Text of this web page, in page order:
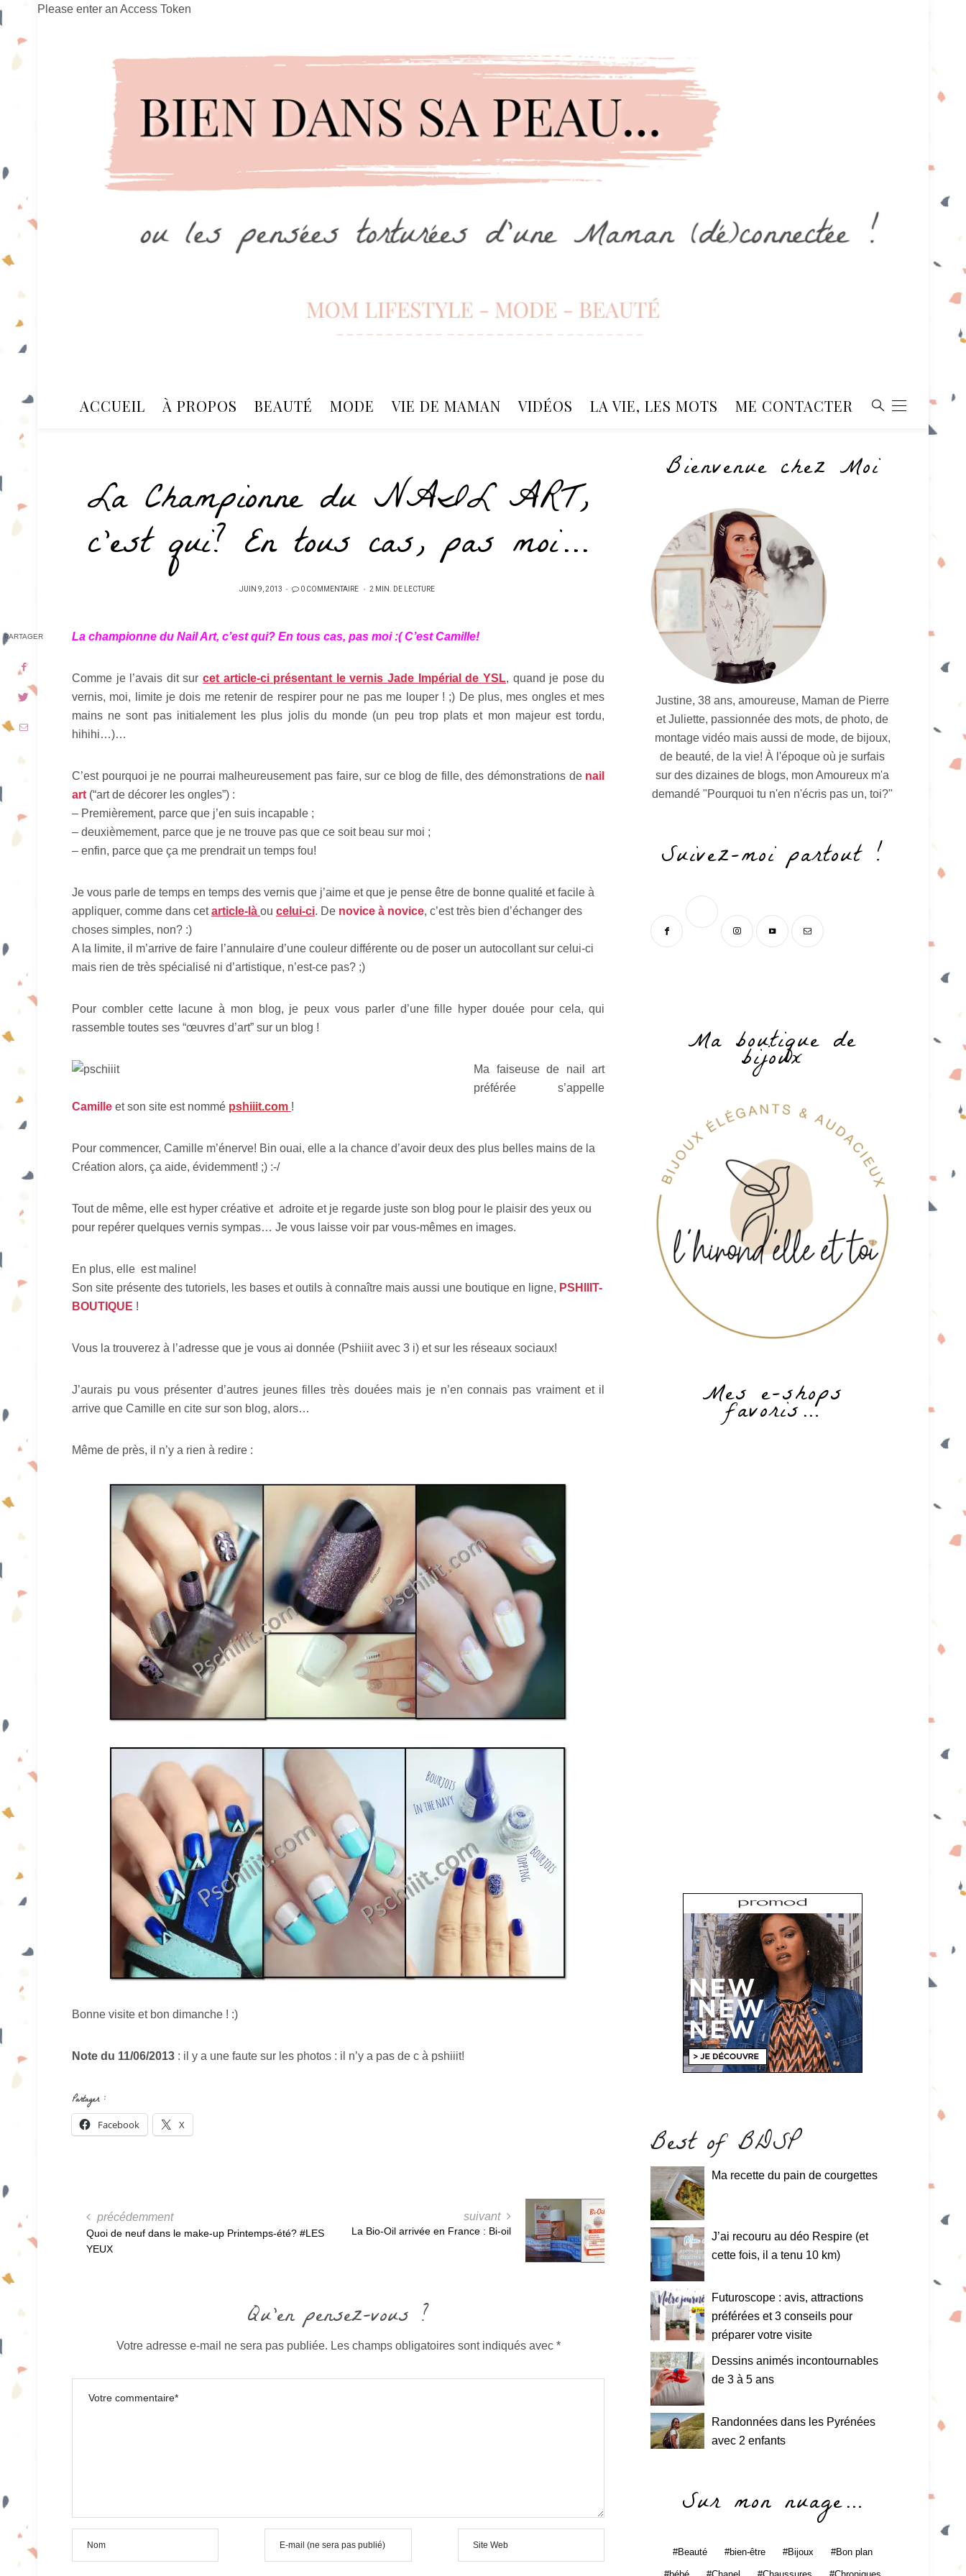
Please enter an Access Token
ACCUEIL À PROPOS BEAUTÉ MODE VIE DE MAMAN VIDÉOS LA VIE, LES MOTS ME CONTACTER
La Championne du NAIL ART,
c’est qui? En tous cas, pas moi…
PUBLIÉ
JUIN 9, 2013 0 COMMENTAIRE 2 MIN. DE LECTURE
La championne du Nail Art, c’est qui? En tous cas, pas moi :( C’est Camille!
Comme je l’avais dit surcet article-ci présentant le vernis Jade Impérial de YSL, quand je pose du
vernis, moi, limite je dois me retenir de respirer pour ne pas me louper ! ;) De plus, mes ongles et mes
mains ne sont pas initialement les plus jolis du monde (un peu trop plats et mon majeur est tordu,
hihihi…)…
C’est pourquoi je ne pourrai malheureusement pas faire, sur ce blog de fille, des démonstrations de nail
art (“art de décorer les ongles”) :
– Premièrement, parce que j’en suis incapable ;
– deuxièmement, parce que je ne trouve pas que ce soit beau sur moi ;
– enfin, parce que ça me prendrait un temps fou!
Je vous parle de temps en temps des vernis que j’aime et que je pense être de bonne qualité et facile à
appliquer, comme dans cetarticle-là ou celui-ci. De novice à novice, c’est très bien d’échanger des
choses simples, non? :)
A la limite, il m’arrive de faire l’annulaire d’une couleur différente ou de poser un autocollant sur celui-ci
mais rien de très spécialisé ni d’artistique, n’est-ce pas? ;)
Pour combler cette lacune à mon blog, je peux vous parler d’une fille hyper douée pour cela, qui
rassemble toutes ses “œuvres d’art” sur un blog !
Ma faiseuse de nail art
préférée s’appelle
Camille et son site est nommé pshiiit.com !
Pour commencer, Camille m’énerve! Bin ouai, elle a la chance d’avoir deux des plus belles mains de la
Création alors, ça aide, évidemment! ;) :-/
Tout de même, elle est hyper créative et adroite et je regarde juste son blog pour le plaisir des yeux ou
pour repérer quelques vernis sympas… Je vous laisse voir par vous-mêmes en images.
En plus, elle est maline!
Son site présente des tutoriels, les bases etoutils à connaître mais aussi une boutique en ligne, PSHIIIT-
BOUTIQUE !
Vous la trouverez à l’adresse que je vous ai donnée (Pshiiit avec 3 i) et sur les réseaux sociaux!
J’aurais pu vous présenter d’autres jeunes filles très douées mais je n’en connais pas vraiment et il
arrive que Camille en cite sur son blog, alors…
Même de près, il n’y a rien à redire :
Bonne visite et bon dimanche ! :)
Note du 11/06/2013 : il y a une faute sur les photos : il n’y a pas de c à pshiiit!
Partager :
Facebook X
PARTAGER
précédemment
Quoi de neuf dans le make-up Printemps-été? #LES
YEUX
suivant
La Bio-Oil arrivée en France : Bi-oil
Qu'en pensez-vous ?
Votre adresse e-mail ne sera pas publiée. Les champs obligatoires sont indiqués avec *
Bienvenue chez Moi
Justine, 38 ans, amoureuse, Maman de Pierre
et Juliette, passionnée des mots, de photo, de
montage vidéo mais aussi de mode, de bijoux,
de beauté, de la vie! À l'époque où je surfais
sur des dizaines de blogs, mon Amoureux m'a
demandé "Pourquoi tu n'en n'écris pas un, toi?"
Suivez-moi partout !
Ma boutique de
bijoux
Mes e-shops
favoris…
Best of BDSP
Ma recette du pain de courgettes
J’ai recouru au déo Respire (et
cette fois, il a tenu 10 km)
Futuroscope : avis, attractions
préférées et 3 conseils pour
préparer votre visite
Dessins animés incontournables
de 3 à 5 ans
Randonnées dans les Pyrénées
avec 2 enfants
Sur mon nuage…
Beauté bien-être Bijoux Bon plan